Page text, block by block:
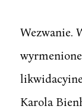
Wezwanie.
Karola